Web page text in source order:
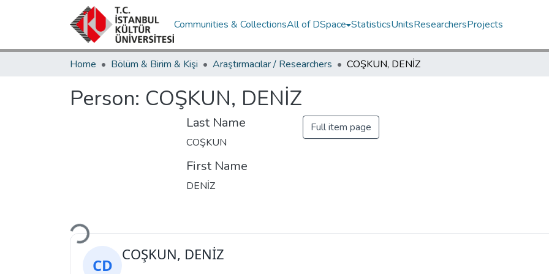
Communities & CollectionsAll of DSpace StatisticsUnitsResearchersProjects
Home Bölüm & Birim & Kişi Araştırmacılar / Researchers COŞKUN, DENİZ
Person: COŞKUN, DENİZ
Loading...
Last Name
COŞKUN
First Name
DENİZ
Full item page
CD
COŞKUN, DENİZ